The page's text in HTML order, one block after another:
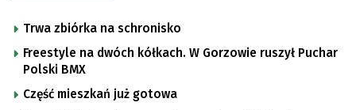
Trwa zbiórka na schronisko
Freestyle na dwóch kółkach. W Gorzowie ruszył Puchar
Polski BMX
Część mieszkań już gotowa